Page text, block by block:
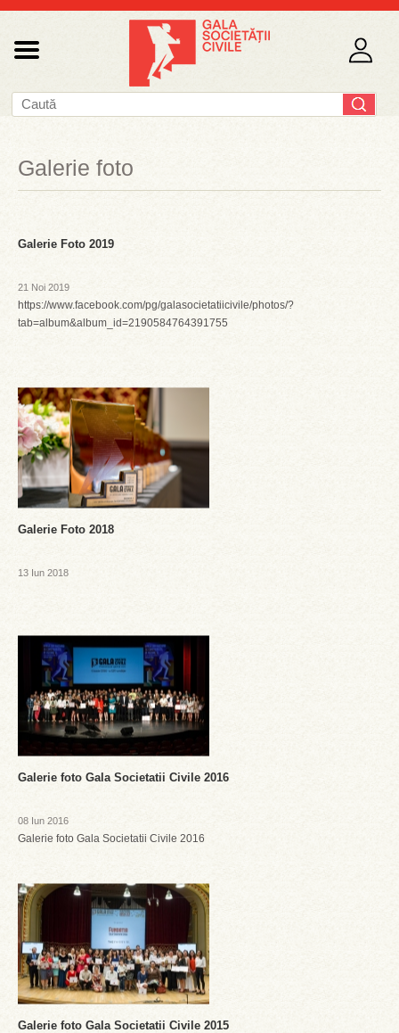
Galerie foto
Galerie Foto 2019
21 Noi 2019
https://www.facebook.com/pg/galasocietatiicivile/photos/?
tab=album&album_id=2190584764391755
Galerie Foto 2018
13 Iun 2018
Galerie foto Gala Societatii Civile 2016
08 Iun 2016
Galerie foto Gala Societatii Civile 2016
Galerie foto Gala Societatii Civile 2015